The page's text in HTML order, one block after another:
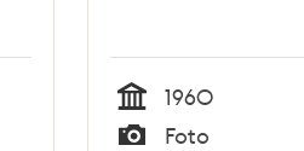
Tid
1960
Foto